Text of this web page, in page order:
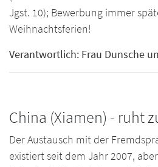
Jgst. 10); Bewerbung immer
Weihnachtsferien!
Verantwortlich: Frau Dunsche
China (Xiamen) - ruht
Der Austausch mit der
existiert seit dem Jahr 2007,